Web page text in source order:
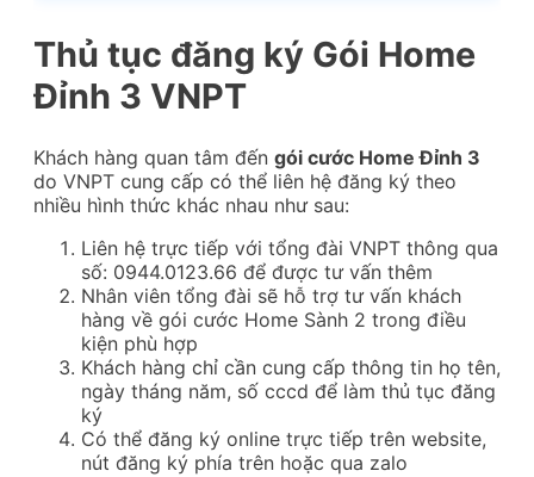
Thủ tục đăng ký Gói Home
Đỉnh 3 VNPT
Khách hàng quan tâm đến gói cước Home Đỉnh 3
do VNPT cung cấp có thể liên hệ đăng ký theo
nhiều hình thức khác nhau như sau:
Liên hệ trực tiếp với tổng đài VNPT thông qua
số: 0944.0123.66 để được tư vấn thêm
Nhân viên tổng đài sẽ hỗ trợ tư vấn khách
hàng về gói cước Home Sành 2 trong điều
kiện phù hợp
Khách hàng chỉ cần cung cấp thông tin họ tên,
ngày tháng năm, số cccd để làm thủ tục đăng
ký
Có thể đăng ký online trực tiếp trên website,
nút đăng ký phía trên hoặc qua zalo